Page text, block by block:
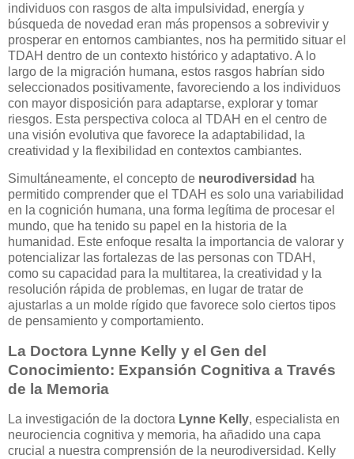
individuos con rasgos de alta impulsividad, energía y
búsqueda de novedad eran más propensos a sobrevivir y
prosperar en entornos cambiantes, nos ha permitido situar el
TDAH dentro de un contexto histórico y adaptativo. A lo
largo de la migración humana, estos rasgos habrían sido
seleccionados positivamente, favoreciendo a los individuos
con mayor disposición para adaptarse, explorar y tomar
riesgos. Esta perspectiva coloca al TDAH en el centro de
una visión evolutiva que favorece la adaptabilidad, la
creatividad y la flexibilidad en contextos cambiantes.
Simultáneamente, el concepto de neurodiversidad ha
permitido comprender que el TDAH es solo una variabilidad
en la cognición humana, una forma legítima de procesar el
mundo, que ha tenido su papel en la historia de la
humanidad. Este enfoque resalta la importancia de valorar y
potencializar las fortalezas de las personas con TDAH,
como su capacidad para la multitarea, la creatividad y la
resolución rápida de problemas, en lugar de tratar de
ajustarlas a un molde rígido que favorece solo ciertos tipos
de pensamiento y comportamiento.
La Doctora Lynne Kelly y el Gen del
Conocimiento: Expansión Cognitiva a Través
de la Memoria
La investigación de la doctora Lynne Kelly, especialista en
neurociencia cognitiva y memoria, ha añadido una capa
crucial a nuestra comprensión de la neurodiversidad. Kelly